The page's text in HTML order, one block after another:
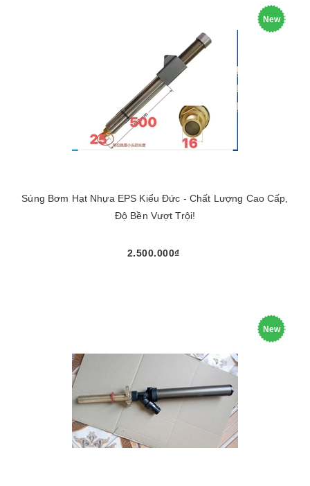
New
Súng Bơm Hạt Nhựa EPS Kiểu Đức - Chất Lượng Cao Cấp,
Độ Bền Vượt Trội!
2.500.000₫
New